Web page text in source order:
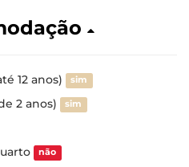
12 anos) sim
2 anos) sim
não